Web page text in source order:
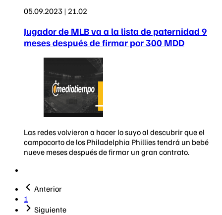
05.09.2023 | 21.02
Jugador de MLB va a la lista de paternidad 9
meses después de firmar por 300 MDD
Las redes volvieron a hacer lo suyo al descubrir que el
campocorto de los Philadelphia Phillies tendrá un bebé
nueve meses después de firmar un gran contrato.
Anterior
1
Siguiente